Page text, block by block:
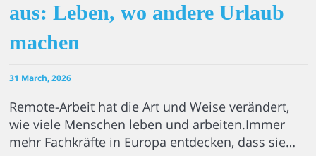
aus: Leben, wo andere Urlaub
machen
31 March, 2026
Remote-Arbeit hat die Art und Weise verändert,
wie viele Menschen leben und arbeiten.Immer
mehr Fachkräfte in Europa entdecken, dass sie…